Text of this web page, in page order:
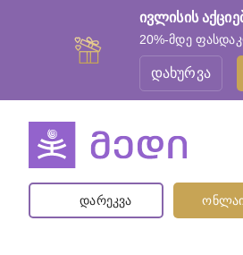
ივლისის
20%-მდე
დახურვა
დარეკვა